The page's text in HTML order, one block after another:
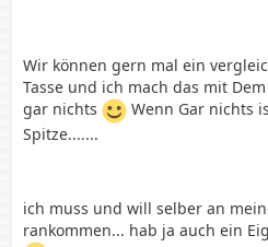
Wir können gern mal ein
Tasse und ich mach das mit
gar nichts
Wenn Gar nichts
Spitze.......
ich muss und will selber an
rankommen... hab ja auch ein